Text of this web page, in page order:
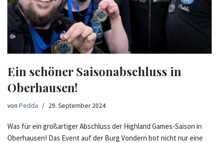
Ein schöner Saisonabschluss in
Oberhausen!
von Pedda 29. September 2024
Was für ein großartiger Abschluss der Highland Games-Saison in
Oberhausen! Das Event auf der Burg Vondern bot nicht nur eine